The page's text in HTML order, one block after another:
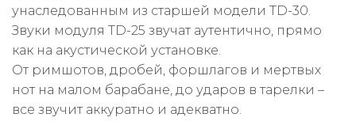
унаследованным из старшей модели TD-30.
Звуки модуля TD-25 звучат аутентично, прямо
как на акустической установке.
От римшотов, дробей, форшлагов и мертвых
нот на малом барабане, до ударов в тарелки –
все звучит аккуратно и адекватно.